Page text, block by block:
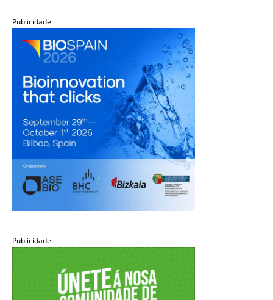
Publicidade
Publicidade